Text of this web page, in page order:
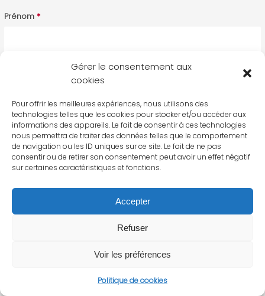
Gérer le consentement aux
cookies
Pour offrir les meilleures expériences, nous utilisons des
technologies telles que les cookies pour stocker et/ou accéder aux
informations des appareils. Le fait de consentir à ces technologies
nous permettra de traiter des données telles que le comportement
de navigation ou les ID uniques sur ce site. Le fait de ne pas
consentir ou de retirer son consentement peut avoir un effet négatif
sur certaines caractéristiques et fonctions.
Accepter
Refuser
Voir les préférences
Politique de cookies
Prénom *
Organisation*
E-Mail*